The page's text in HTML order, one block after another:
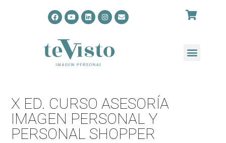
X ED. CURSO ASESORÍA
IMAGEN PERSONAL Y
PERSONAL SHOPPER